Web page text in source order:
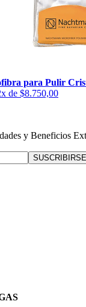
para Pulir
de $8.750,00
y Beneficios